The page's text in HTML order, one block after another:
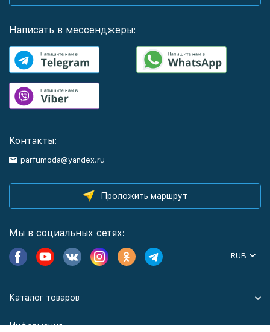
Написать в мессенджеры:
Контакты:
parfumoda@yandex.ru
Проложить маршрут
Мы в социальных сетях:
RUB
Каталог товаров
Информация